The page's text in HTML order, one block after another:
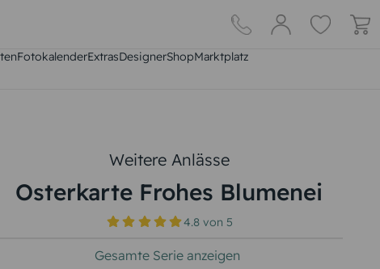
FotokalenderExtrasDesignerShopMarktplatz
Weitere Anlässe
Osterkarte Frohes Blumenei
4.8von 5
Gesamte Serie anzeigen